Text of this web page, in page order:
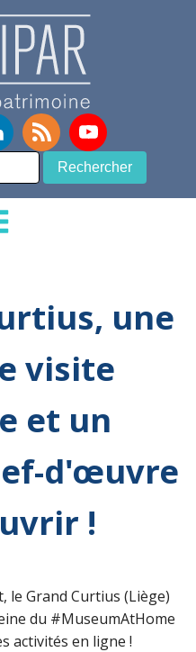
une
visite
et un
d'œuvre
!
le Grand Curtius (Liège)
du #MuseumAtHome
activités en ligne !